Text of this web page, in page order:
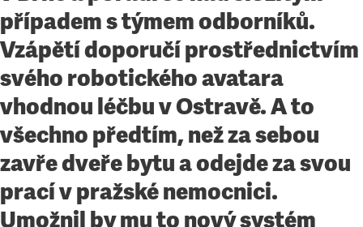
případem s týmem odborníků.
Vzápětí doporučí prostřednictvím
svého robotického avatara
vhodnou léčbu v Ostravě. A to
všechno předtím, než za sebou
zavře dveře bytu a odejde za svou
prací v pražské nemocnici.
Umožnil by mu to nový systém